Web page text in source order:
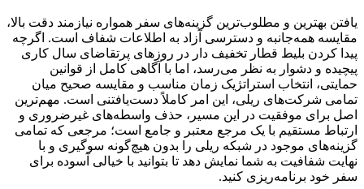
یافتن بهترین و مطلوب‌ترین گزینه‌های سفر همواره نیازمند دقت بالا،
مقایسه همه‌جانبه و دسترسی آزاد به اطلاعات شفاف است. اگرچه
پیدا کردن بلیط قطار تخفیف دار در روزهای پرتقاضای سال کاری
پیچیده و دشوار به نظر می‌رسد، اما با آگاهی کامل از قوانین
حمایتی، انتخاب استراتژیک زمان مناسب و مقایسه صحیح میان
تمامی شرکت‌های ریلی، این امر کاملاً دست‌یافتنی است. مهم‌ترین
اصل برای موفقیت در این مسیر، حذف واسطه‌های غیرضروری و
ارتباط مستقیم با یک مرجع معتبر و جامع است؛ مرجعی که تمامی
گزینه‌های موجود در شبکه ریلی را بدون هیچ‌گونه سوگیری و با
نهایت شفافیت به شما نمایش دهد تا بتوانید با خیالی آسوده برای
سفر خود برنامه‌ریزی کنید.